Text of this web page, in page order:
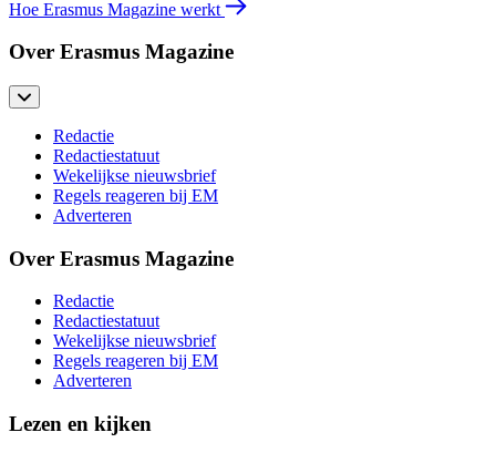
Hoe Erasmus Magazine werkt
Over Erasmus Magazine
Redactie
Redactiestatuut
Wekelijkse nieuwsbrief
Regels reageren bij EM
Adverteren
Over Erasmus Magazine
Redactie
Redactiestatuut
Wekelijkse nieuwsbrief
Regels reageren bij EM
Adverteren
Lezen en kijken